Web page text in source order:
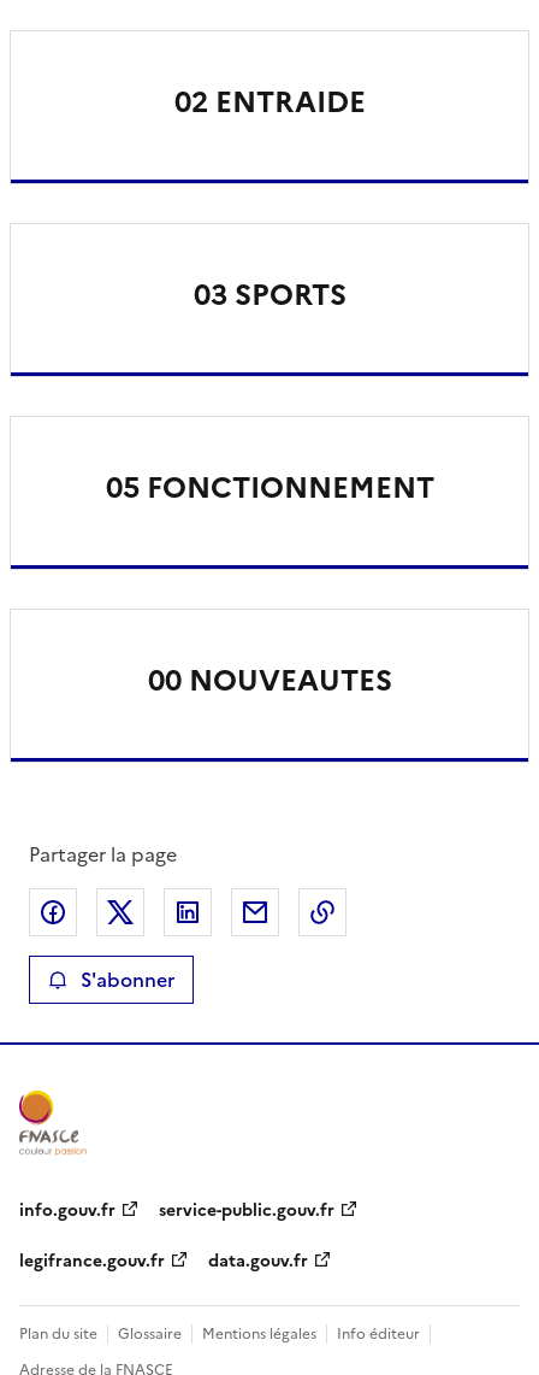
02 ENTRAIDE
03 SPORTS
05 FONCTIONNEMENT
00 NOUVEAUTES
Partager la page
Partager sur Facebook
Partager sur XPartager sur LinkedIn
Partager par email
S'abonner
info.gouv.fr
service-public.gouv.fr
legifrance.gouv.fr
data.gouv.fr
Plan du site Glossaire Mentions légales
Info éditeur
Adresse de la FNASCE